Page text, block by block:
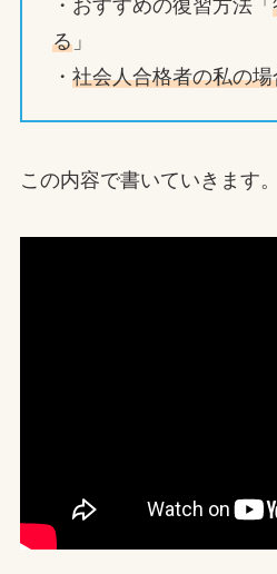
・おすすめの復習方法「
る」
・ 社会人合格者の私の場
この内容で書いていきます。